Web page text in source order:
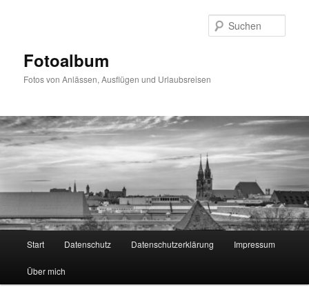
Fotoalbum
Fotos von Anlässen, Ausflügen und Urlaubsreisen
Start Datenschutz Datenschutzerklärung Impressum
Über mich